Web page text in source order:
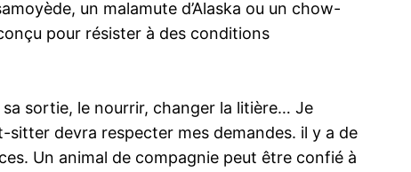
un malamute d’Alaska ou un chow-
pour résister à des conditions
sortie, le nourrir, changer la litière… Je
devra respecter mes demandes. il y a de
Un animal de compagnie peut être confié à